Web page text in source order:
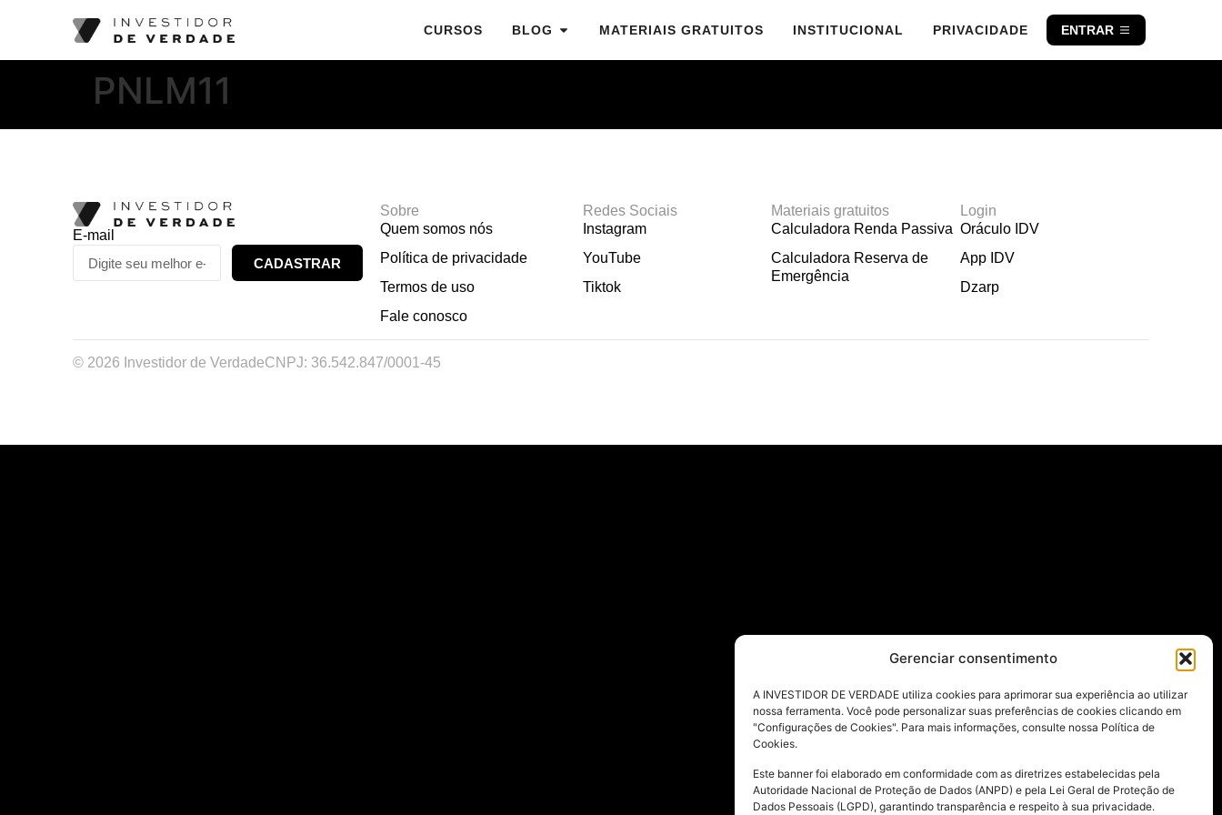
Gerenciar consentimento
A INVESTIDOR DE VERDADE utiliza cookies para aprimorar sua experiência ao utilizar
nossa ferramenta. Você pode personalizar suas preferências de cookies clicando em
"Configurações de Cookies". Para mais informações, consulte nossa Política de
Cookies.
Este banner foi elaborado em conformidade com as diretrizes estabelecidas pela
Autoridade Nacional de Proteção de Dados (ANPD) e pela Lei Geral de Proteção de
Dados Pessoais (LGPD), garantindo transparência e respeito à sua privacidade.
CURSOS BLOG MATERIAIS GRATUITOS INSTITUCIONAL PRIVACIDADE ENTRAR
PNLM11
E-mail
CADASTRAR
Sobre
Quem somos nós
Política de privacidade
Termos de uso
Fale conosco
Redes Sociais
Instagram
YouTube
Tiktok
Materiais gratuitos
Calculadora Renda Passiva
Calculadora Reserva de
Emergência
Login
Oráculo IDV
App IDV
Dzarp
© 2026 Investidor de VerdadeCNPJ: 36.542.847/0001-45